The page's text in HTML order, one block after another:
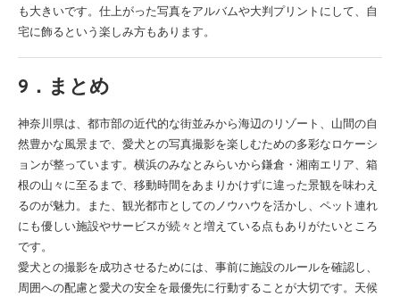
も大きいです。仕上がった写真をアルバムや大判プリントにして、自
宅に飾るという楽しみ方もあります。
9．まとめ
神奈川県は、都市部の近代的な街並みから海辺のリゾート、山間の自
然豊かな風景まで、愛犬との写真撮影を楽しむための多彩なロケーシ
ョンが整っています。横浜のみなとみらいから鎌倉・湘南エリア、箱
根の山々に至るまで、移動時間をあまりかけずに違った景観を味わえ
るのが魅力。また、観光都市としてのノウハウを活かし、ペット連れ
にも優しい施設やサービスが続々と増えている点もありがたいところ
です。
愛犬との撮影を成功させるためには、事前に施設のルールを確認し、
周囲への配慮と愛犬の安全を最優先に行動することが大切です。天候